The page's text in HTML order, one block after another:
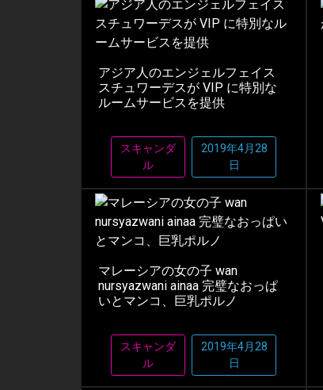
アジア人のエンジェルフェイス
スチュワーデスが VIP に特別な
ルームサービスを提供
スキャンダ
ル
2019年4月28
日
マレーシアの女の子 wan
nursyazwani ainaa 完璧なおっぱ
いとマンコ、巨乳ポルノ
スキャンダ
ル
2019年4月28
日